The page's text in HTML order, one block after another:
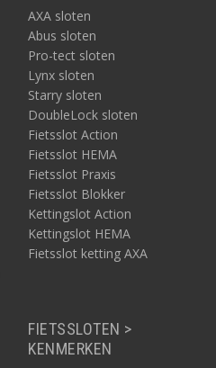
AXA sloten
Abus sloten
Pro-tect sloten
Lynx sloten
Starry sloten
DoubleLock sloten
Fietsslot Action
Fietsslot HEMA
Fietsslot Praxis
Fietsslot Blokker
Kettingslot Action
Kettingslot HEMA
Fietsslot ketting AXA
FIETSSLOTEN >
KENMERKEN